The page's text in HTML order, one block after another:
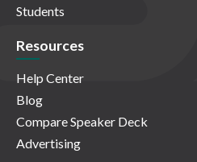
Students
Resources
Help Center
Blog
Compare Speaker Deck
Advertising